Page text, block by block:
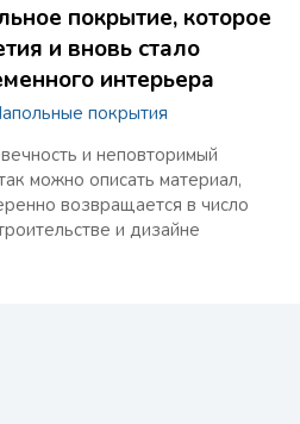
покрытие, которое
и вновь стало
интерьера
покрытия
и неповторимый
можно описать материал,
возвращается в число
и дизайне